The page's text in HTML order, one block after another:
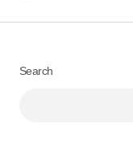
Search